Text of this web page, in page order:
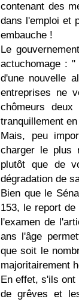
contenant des
dans l'emploi et
embauche !
Le
actuchomage : "
d'une nouvelle
entreprises ne
chômeurs
tranquillement
Mais, peu
charger le plus
plutôt que de
dégradation de
Bien que le
153, le report
l'examen de
ans l'âge
que soit le
majoritairement
En effet, s'ils ont
de grêves et